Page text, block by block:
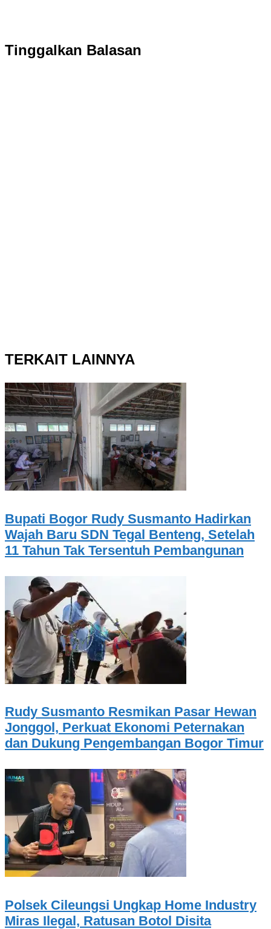
Tinggalkan Balasan
TERKAIT LAINNYA
Bupati Bogor Rudy Susmanto Hadirkan
Wajah Baru SDN Tegal Benteng, Setelah
11 Tahun Tak Tersentuh Pembangunan
Rudy Susmanto Resmikan Pasar Hewan
Jonggol, Perkuat Ekonomi Peternakan
dan Dukung Pengembangan Bogor Timur
Polsek Cileungsi Ungkap Home Industry
Miras Ilegal, Ratusan Botol Disita